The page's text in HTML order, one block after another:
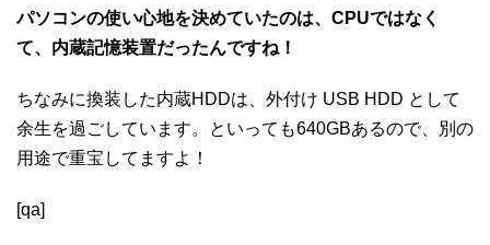
パソコンの使い心地を決めていたのは、CPUではなく
て、内蔵記憶装置だったんですね！
ちなみに換装した内蔵HDDは、外付け USB HDD として
余生を過ごしています。といっても640GBあるので、別の
用途で重宝してますよ！
[qa]